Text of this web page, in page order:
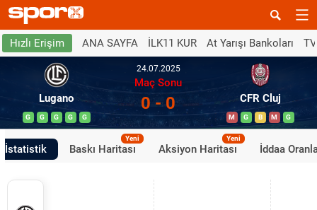
Hızlı Erişim ANA SAYFA İLK11 KUR At Yarışı Bankoları
Lugano
G G G G G
24.07.2025
Maç Sonu
0 - 0 CFR Cluj
M G B M G
İstatistik Baskı Haritası
Yeni
Aksiyon Haritası
Yeni
İddaa